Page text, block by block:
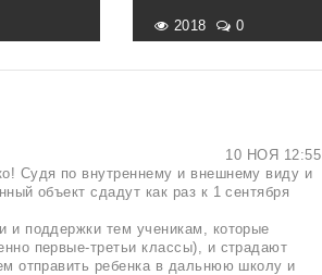
2018 0
10 НОЯ 12:55
Судя по внутреннему и внешнему виду и
объект сдадут как раз к 1 сентября
и поддержки тем ученикам, которые
первые-третьи классы), и страдают
отправить ребенка в дальнюю школу и